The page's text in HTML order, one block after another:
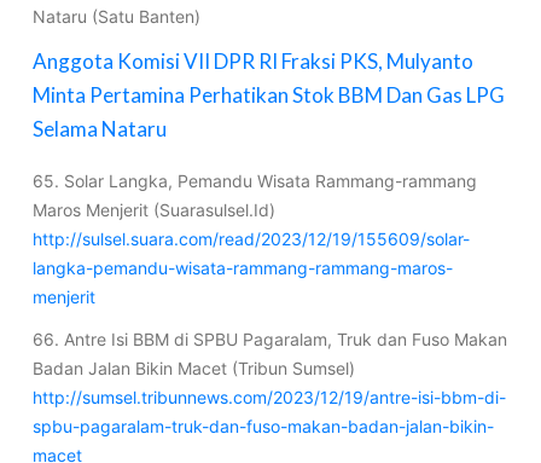
Nataru (Satu Banten)
Anggota Komisi VII DPR RI Fraksi PKS, Mulyanto
Minta Pertamina Perhatikan Stok BBM Dan Gas LPG
Selama Nataru
65. Solar Langka, Pemandu Wisata Rammang-rammang
Maros Menjerit (Suarasulsel.Id)
http://sulsel.suara.com/read/2023/12/19/155609/solar-
langka-pemandu-wisata-rammang-rammang-maros-
menjerit
66. Antre Isi BBM di SPBU Pagaralam, Truk dan Fuso Makan
Badan Jalan Bikin Macet (Tribun Sumsel)
http://sumsel.tribunnews.com/2023/12/19/antre-isi-bbm-di-
spbu-pagaralam-truk-dan-fuso-makan-badan-jalan-bikin-
macet